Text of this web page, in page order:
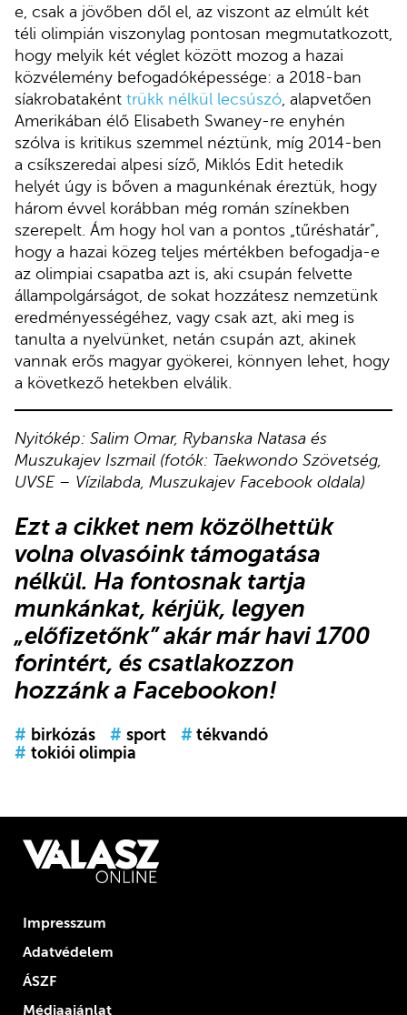
e, csak a jövőben dől el, az viszont az elmúlt két
téli olimpián viszonylag pontosan megmutatkozott,
hogy melyik két véglet között mozog a hazai
közvélemény befogadóképessége: a 2018-ban
síakrobataként trükk nélkül lecsúszó , alapvetően
Amerikában élő Elisabeth Swaney-re enyhén
szólva is kritikus szemmel néztünk, míg 2014-ben
a csíkszeredai alpesi síző, Miklós Edit hetedik
helyét úgy is bőven a magunkénak éreztük, hogy
három évvel korábban még román színekben
szerepelt. Ám hogy hol van a pontos „tűréshatár”,
hogy a hazai közeg teljes mértékben befogadja-e
az olimpiai csapatba azt is, aki csupán felvette
állampolgárságot, de sokat hozzátesz nemzetünk
eredményességéhez, vagy csak azt, aki meg is
tanulta a nyelvünket, netán csupán azt, akinek
vannak erős magyar gyökerei, könnyen lehet, hogy
a következő hetekben elválik.
Nyitókép: Salim Omar, Rybanska Natasa és
Muszukajev Iszmail (fotók: Taekwondo Szövetség,
UVSE – Vízilabda, Muszukajev Facebook oldala)
Ezt a cikket nem közölhettük
volna olvasóink támogatása
nélkül. Ha fontosnak tartja
munkánkat, kérjük, legyen
„előfizetőnk”akár már havi 1700
forintért, és csatlakozzon
hozzánk a Facebookon!
# birkózás # sport # tékvandó
# tokiói olimpia
Impresszum
Adatvédelem
ÁSZF
Médiaajánlat